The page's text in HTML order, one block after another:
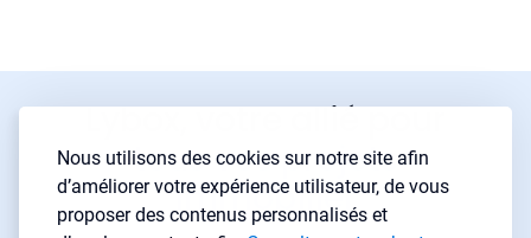
Nous utilisons des cookies sur notre site afin
d’améliorer votre expérience utilisateur, de vous
proposer des contenus personnalisés et
Lybox, votre allié pour
tous vos projets
immobilier